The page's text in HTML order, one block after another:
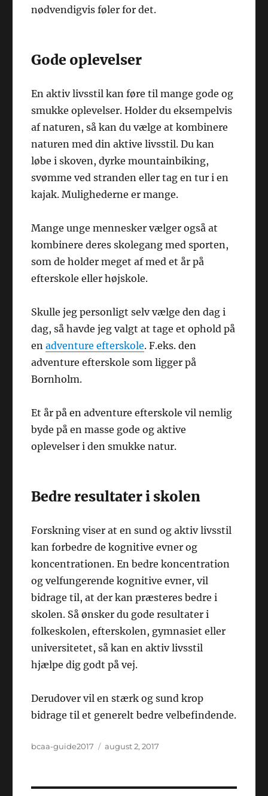
nødvendigvis føler for det.
Gode oplevelser
En aktiv livsstil kan føre til mange gode og
smukke oplevelser. Holder du eksempelvis
af naturen, så kan du vælge at kombinere
naturen med din aktive livsstil. Du kan
løbe i skoven, dyrke mountainbiking,
svømme ved stranden eller tag en tur i en
kajak. Mulighederne er mange.
Mange unge mennesker vælger også at
kombinere deres skolegang med sporten,
som de holder meget af med et år på
efterskole eller højskole.
Skulle jeg personligt selv vælge den dag i
dag, så havde jeg valgt at tage et ophold på
enadventure efterskole. F.eks. den
adventure efterskole som ligger på
Bornholm.
Et år på en adventure efterskole vil nemlig
byde på en masse gode og aktive
oplevelser i den smukke natur.
Bedre resultater i skolen
Forskning viser at en sund og aktiv livsstil
kan forbedre de kognitive evner og
koncentrationen. En bedre koncentration
og velfungerende kognitive evner, vil
bidrage til, at der kan præsteres bedre i
skolen. Så ønsker du gode resultater i
folkeskolen, efterskolen, gymnasiet eller
universitetet, så kan en aktiv livsstil
hjælpe dig godt på vej.
Derudover vil en stærk og sund krop
bidrage til et generelt bedre velbefindende.
Forfatter
bcaa-guide2017 Udgivet
august 2, 2017